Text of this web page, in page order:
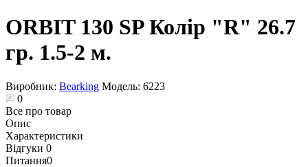
ORBIT 130 SP Колір "R" 26.7
гр. 1.5-2 м.
Виробник: Bearking Модель: 6223
0
Все про товар
Опис
Характеристики
Відгуки 0
Питання0